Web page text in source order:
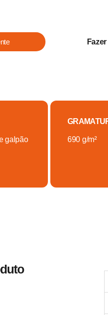
galpão 690 g/m²